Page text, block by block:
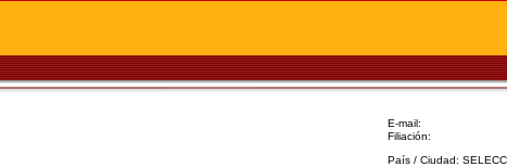
E-mail:
Filiación:
País / Ciudad: